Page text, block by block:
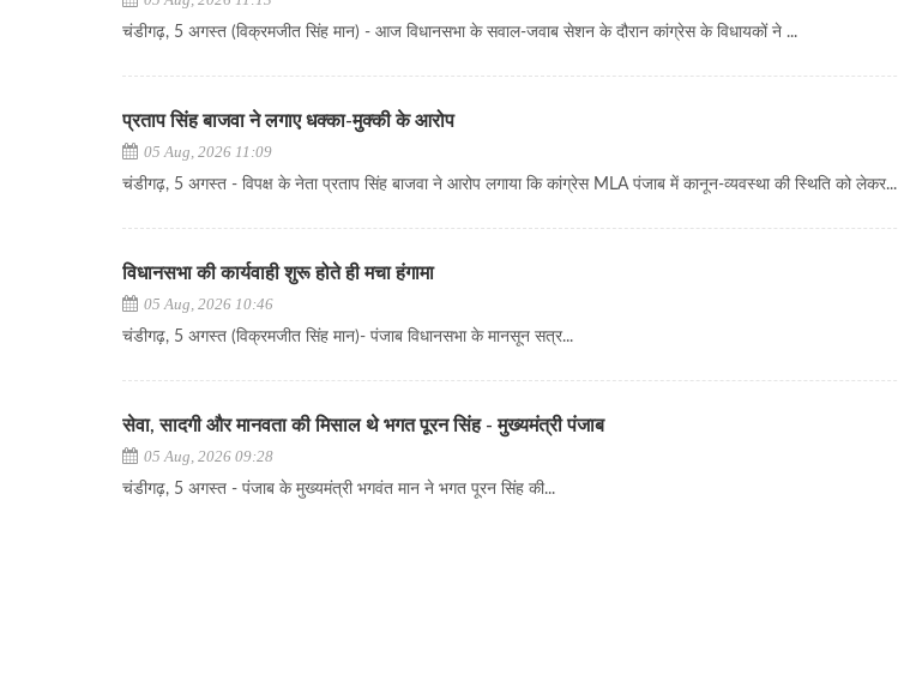
चंडीगढ़, 5 अगस्त (विक्रमजीत सिंह मान) - आज विधानसभा के सवाल-जवाब सेशन के दौरान कांग्रेस के विधायकों ने ...
प्रताप सिंह बाजवा ने लगाए धक्का-मुक्की के आरोप
05 Aug, 2026 11:09
चंडीगढ़, 5 अगस्त - विपक्ष के नेता प्रताप सिंह बाजवा ने आरोप लगाया कि कांग्रेस MLA पंजाब में कानून-व्यवस्था की स्थिति को लेकर...
विधानसभा की कार्यवाही शुरू होते ही मचा हंगामा
05 Aug, 2026 10:46
चंडीगढ़, 5 अगस्त (विक्रमजीत सिंह मान)- पंजाब विधानसभा के मानसून सत्र...
सेवा, सादगी और मानवता की मिसाल थे भगत पूरन सिंह - मुख्यमंत्री पंजाब
05 Aug, 2026 09:28
चंडीगढ़, 5 अगस्त - पंजाब के मुख्यमंत्री भगवंत मान ने भगत पूरन सिंह की...